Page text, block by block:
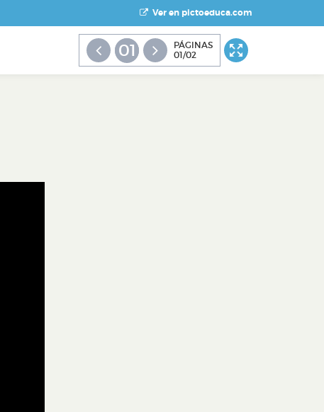
Ver en pictoeduca.com
01
PÁGINAS
01/02